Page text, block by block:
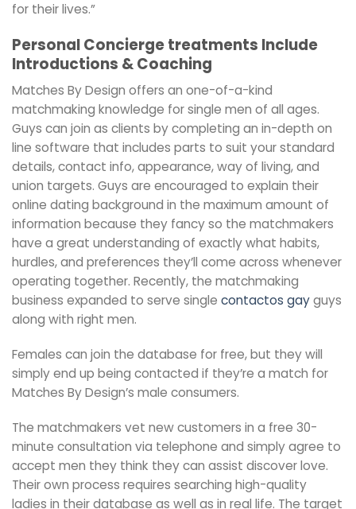
for their lives.”
Personal Concierge treatments Include
Introductions & Coaching
Matches By Design offers an one-of-a-kind
matchmaking knowledge for single men of all ages.
Guys can join as clients by completing an in-depth on
line software that includes parts to suit your standard
details, contact info, appearance, way of living, and
union targets. Guys are encouraged to explain their
online dating background in the maximum amount of
information because they fancy so the matchmakers
have a great understanding of exactly what habits,
hurdles, and preferences they’ll come across whenever
operating together. Recently, the matchmaking
business expanded to serve single contactos gayguys
along with right men.
Females can join the database for free, but they will
simply end up being contacted if they’re a match for
Matches By Design’s male consumers.
The matchmakers vet new customers in a free 30-
minute consultation via telephone and simply agree to
accept men they think they can assist discover love.
Their own process requires searching high-quality
ladies in their database as well as in real life. The target